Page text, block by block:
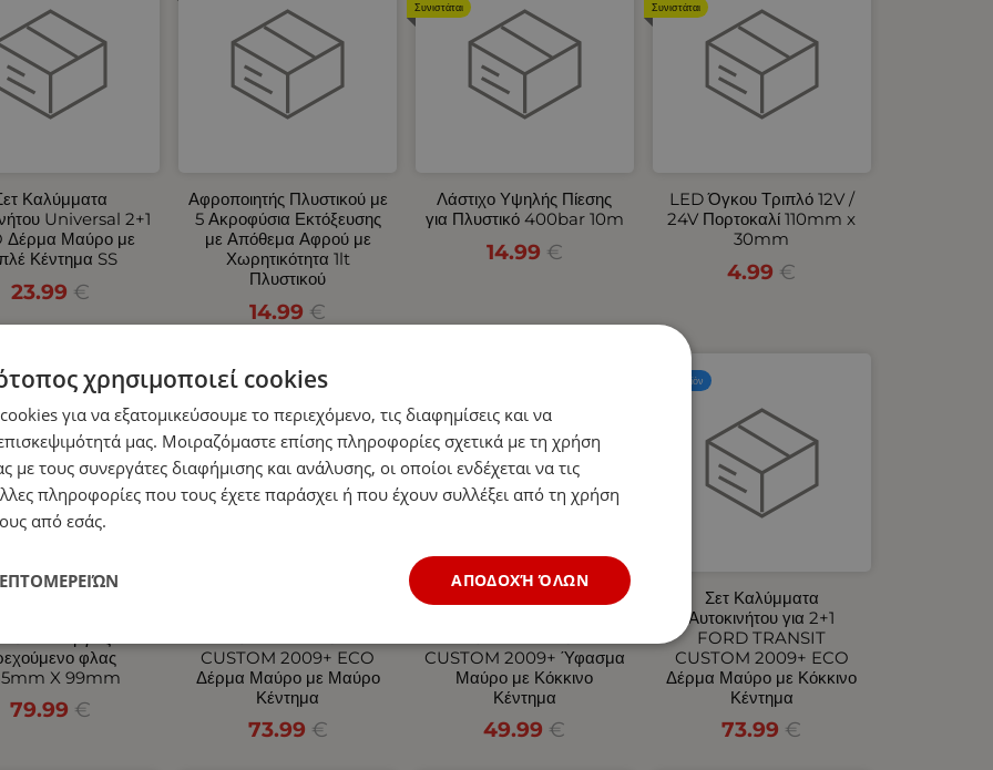
Καλύμματα
Universal 2+1
Δέρμα Μαύρο με
Κέντημα SS
23.99 €
Αφροποιητής Πλυστικού με
5 Ακροφύσια Εκτόξευσης
με Απόθεμα Αφρού με
Χωρητικότητα 1lt
Πλυστικού
14.99 €
Λάστιχο Υψηλής Πίεσης
για Πλυστικό 400bar 10m
14.99 €
Συνιστάται
LED Όγκου Τριπλό 12V /
24V Πορτοκαλί 110mm x
30mm
4.99 €
Συνιστάται
φλας
X 99mm
79.99 €
CUSTOM 2009+ ECO
Δέρμα Μαύρο με Μαύρο
Κέντημα
73.99 €
Νέο Προϊόν
CUSTOM 2009+ Ύφασμα
Μαύρο με Κόκκινο
Κέντημα
49.99 €
Σετ Καλύμματα
Αυτοκινήτου για 2+1
FORD TRANSIT
CUSTOM 2009+ ECO
Δέρμα Μαύρο με Κόκκινο
Κέντημα
73.99 €
Νέο Προϊόν
χρησιμοποιεί cookies
για να εξατομικεύσουμε το περιεχόμενο, τις διαφημίσεις και να
μας. Μοιραζόμαστε επίσης πληροφορίες σχετικά με τη χρήση
με τους συνεργάτες διαφήμισης και ανάλυσης, οι οποίοι ενδέχεται να τις
πληροφορίες που τους έχετε παράσχει ή που έχουν συλλέξει από τη χρήση
από εσάς.
ΑΠΟΔΟΧΉ ΌΛΩΝ